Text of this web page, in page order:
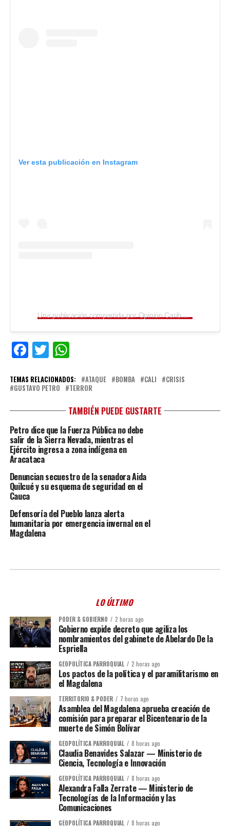
Ver esta publicación en Instagram
Una publicación compartida por Opinión Caribe® (@opinioncaribe)
Facebook
TwitterWhatsApp
TEMAS RELACIONADOS: ATAQUE BOMBA CALI
CRISIS
GUSTAVO PETRO
TERROR
TAMBIÉN PUEDE GUSTARTE
Petro dice que la Fuerza Pública no debe
salir de la Sierra Nevada, mientras el
Ejército ingresa a zona indígena en
Aracataca
Denuncian secuestro de la senadora Aida
Quilcué y su esquema de seguridad en el
Cauca
Defensoría del Pueblo lanza alerta
humanitaria por emergencia invernal en el
Magdalena
LO ÚLTIMO
PODER & GOBIERNO 2 horas ago
Gobierno expide decreto que agiliza los
nombramientos del gabinete de Abelardo De la
Espriella
GEOPOLÍTICA PARROQUIAL 2 horas ago
Los pactos de la política y el paramilitarismo en
el Magdalena
TERRITORIO & PODER 7 horas ago
Asamblea del Magdalena aprueba creación de
comisión para preparar el Bicentenario de la
muerte de Simón Bolívar
GEOPOLÍTICA PARROQUIAL 8 horas ago
Claudia Benavides Salazar — Ministerio de
Ciencia, Tecnología e Innovación
GEOPOLÍTICA PARROQUIAL 8 horas ago
Alexandra Falla Zerrate — Ministerio de
Tecnologías de la Información y las
Comunicaciones
GEOPOLÍTICA PARROQUIAL 8 horas ago